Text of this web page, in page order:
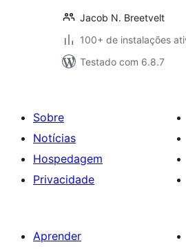
Jacob N. Breetvelt
100+ de instalações
Testado com 6.8.7
Sobre
Notícias
Hospedagem
Privacidade
Aprender